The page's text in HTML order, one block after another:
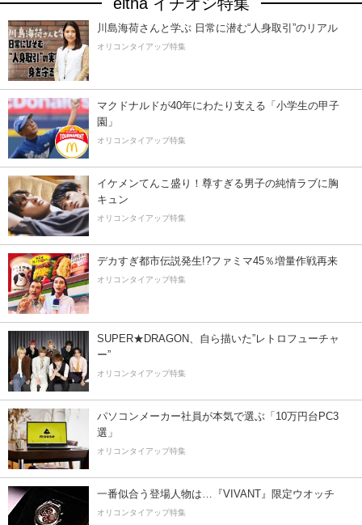
川島海荷さんと学ぶ 日常に潜む“人身取引”のリアル
オリコンタイアップ特集
マクドナルドが40年にわたり支える「小学生の甲子
園」
オリコンタイアップ特集
イケメンてんこ盛り！尊すぎる男子の純情ラブに胸
キュン
オリコンタイアップ特集
デカすぎ都市伝説発生!?ファミマ45％増量作戦再来
オリコンタイアップ特集
SUPER★DRAGON、自ら描いた”レトロフューチャ
ー”
オリコンタイアップ特集
パソコンメーカー社員が本気で選ぶ「10万円台PC3
選」
オリコンタイアップ特集
一番似合う登場人物は…『VIVANT』限定ウオッチ
オリコンタイアップ特集